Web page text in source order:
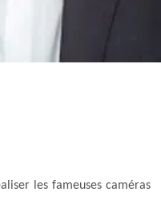
les fameuses caméras